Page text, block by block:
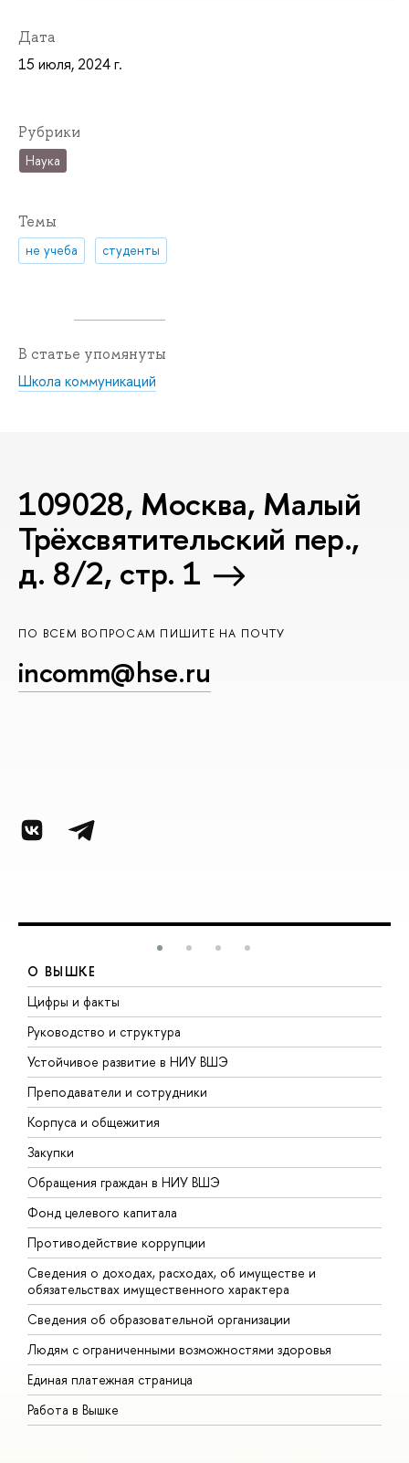
Дата
15 июля, 2024 г.
Рубрики
Наука
Темы
не учеба студенты
В статье упомянуты
Школа коммуникаций
109028, Москва, Малый
Трёхсвятительский пер.,
д. 8/2, стр. 1
ПО ВСЕМ ВОПРОСАМ ПИШИТЕ НА ПОЧТУ
incomm@hse.ru
О ВЫШКЕ
Цифры и факты
Руководство и структура
Устойчивое развитие в НИУ ВШЭ
Преподаватели и сотрудники
Корпуса и общежития
Закупки
Обращения граждан в НИУ ВШЭ
Фонд целевого капитала
Противодействие коррупции
Сведения о доходах, расходах, об имуществе и
обязательствах имущественного характера
Сведения об образовательной организации
Людям с ограниченными возможностями здоровья
Единая платежная страница
Работа в Вышке